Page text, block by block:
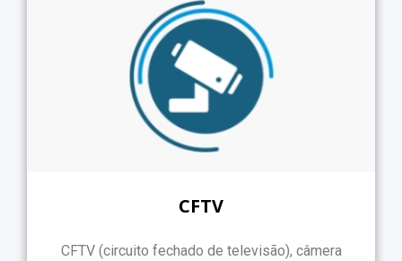
CFTV
CFTV (circuito fechado de televisão), câmera